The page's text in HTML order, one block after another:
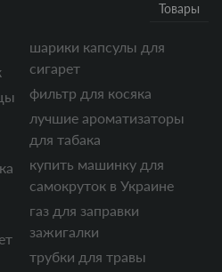
Товары
шарики капсулы для
сигарет
фильтр для косяка
лучшие ароматизаторы
для табака
купить машинку для
самокруток в Украине
газ для заправки
зажигалки
трубки для травы